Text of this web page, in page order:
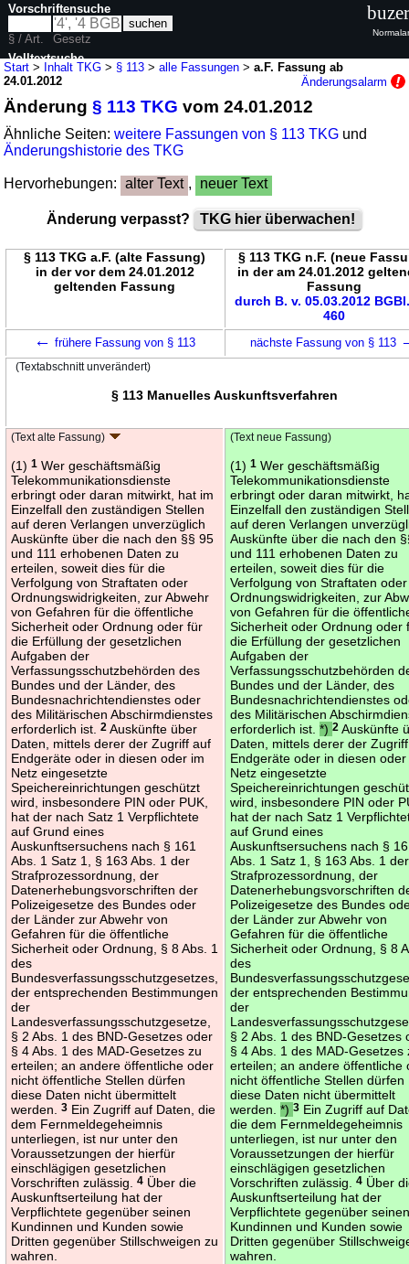
Start > Inhalt TKG > § 113 >alle Fassungen >a.F. Fassung ab
24.01.2012
Änderungsalarm
Änderung§ 113 TKG vom 24.01.2012
Ähnliche Seiten:weitere Fassungen von § 113 TKG und
Änderungshistorie des TKG
Hervorhebungen: alter Text , neuer Text
Änderung verpasst? TKG hier überwachen!
§ 113 TKG a.F. (alte Fassung)
in der vor dem 24.01.2012
geltenden Fassung
§ 113 TKG n.F. (neue
in der am 24.01.2012
Fassung
durch B. v. 05.03.2012
460
← frühere Fassung von § 113 nächste Fassung von § 113
(Textabschnitt unverändert)
§ 113 Manuelles Auskunftsverfahren
(Text alte Fassung)
(1)1 Wer geschäftsmäßig
Telekommunikationsdienste
erbringt oder daran mitwirkt, hat im
Einzelfall den zuständigen Stellen
auf deren Verlangen unverzüglich
Auskünfte über die nach den §§ 95
und 111 erhobenen Daten zu
erteilen, soweit dies für die
Verfolgung von Straftaten oder
Ordnungswidrigkeiten, zur Abwehr
von Gefahren für die öffentliche
Sicherheit oder Ordnung oder für
die Erfüllung der gesetzlichen
Aufgaben der
Verfassungsschutzbehörden des
Bundes und der Länder, des
Bundesnachrichtendienstes oder
des Militärischen Abschirmdienstes
erforderlich ist.2 Auskünfte über
Daten, mittels derer der Zugriff auf
Endgeräte oder in diesen oder im
Netz eingesetzte
Speichereinrichtungen geschützt
wird, insbesondere PIN oder PUK,
hat der nach Satz 1 Verpflichtete
auf Grund eines
Auskunftsersuchens nach § 161
Abs. 1 Satz 1, § 163 Abs. 1 der
Strafprozessordnung, der
Datenerhebungsvorschriften der
Polizeigesetze des Bundes oder
der Länder zur Abwehr von
Gefahren für die öffentliche
Sicherheit oder Ordnung, § 8 Abs. 1
des
Bundesverfassungsschutzgesetzes,
der entsprechenden Bestimmungen
der
Landesverfassungsschutzgesetze,
§ 2 Abs. 1 des BND-Gesetzes oder
§ 4 Abs. 1 des MAD-Gesetzes zu
erteilen; an andere öffentliche oder
nicht öffentliche Stellen dürfen
diese Daten nicht übermittelt
werden.3 Ein Zugriff auf Daten, die
dem Fernmeldegeheimnis
unterliegen, ist nur unter den
Voraussetzungen der hierfür
einschlägigen gesetzlichen
Vorschriften zulässig.4 Über die
Auskunftserteilung hat der
Verpflichtete gegenüber seinen
Kundinnen und Kunden sowie
Dritten gegenüber Stillschweigen zu
wahren.
(Text neue Fassung)
(1)1 Wer geschäftsmäßig
Telekommunikationsdienste
erbringt oder daran mitwirkt,
Einzelfall den zuständigen
auf deren Verlangen
Auskünfte über die nach den
und 111 erhobenen Daten zu
erteilen, soweit dies für die
Verfolgung von Straftaten oder
Ordnungswidrigkeiten, zur
von Gefahren für die
Sicherheit oder Ordnung oder
die Erfüllung der gesetzlichen
Aufgaben der
Verfassungsschutzbehörden
Bundes und der Länder, des
Bundesnachrichtendienstes
des Militärischen
erforderlich ist.*)2 Auskünfte
Daten, mittels derer der
Endgeräte oder in diesen
Netz eingesetzte
Speichereinrichtungen
wird, insbesondere PIN oder
hat der nach Satz 1
auf Grund eines
Auskunftsersuchens nach §
Abs. 1 Satz 1, § 163 Abs. 1 der
Strafprozessordnung, der
Datenerhebungsvorschriften
Polizeigesetze des Bundes
der Länder zur Abwehr von
Gefahren für die öffentliche
Sicherheit oder Ordnung, § 8
des
der entsprechenden
der
§ 2 Abs. 1 des BND-Gesetzes
§ 4 Abs. 1 des MAD-Gesetzes
erteilen; an andere öffentliche
nicht öffentliche Stellen dürfen
diese Daten nicht übermittelt
werden.*)3 Ein Zugriff auf
die dem Fernmeldegeheimnis
unterliegen, ist nur unter den
Voraussetzungen der hierfür
einschlägigen gesetzlichen
Vorschriften zulässig.4 Über
Auskunftserteilung hat der
Verpflichtete gegenüber
Kundinnen und Kunden sowie
Dritten gegenüber
wahren.
Vorschriftensuche
§ / Art.
Gesetz
Volltextsuche